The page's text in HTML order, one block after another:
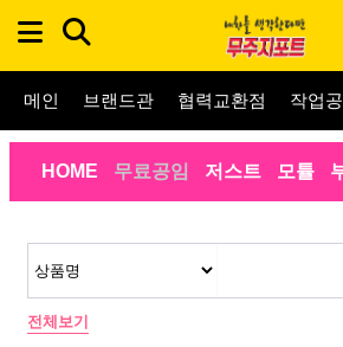
메인 브랜드관 협력교환점 작업
HOME 무료공임 저스트 모튤
전체보기